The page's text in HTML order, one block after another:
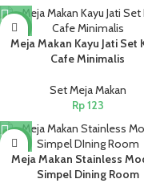
NEW
Meja Makan Kayu Jati Set
Cafe Minimalis
Set Meja Makan
Rp123
NEW
Meja Makan Stainless
Simpel Dining Room